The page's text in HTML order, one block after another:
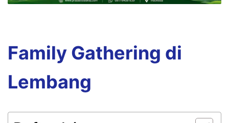
Family Gathering di
Lembang